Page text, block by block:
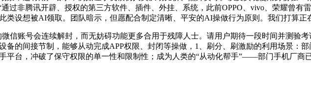
过非腾讯开辟、授权的第三方软件、插件、外挂、系统，此前OPPO、vivo、荣耀曾
类设想被AI领取。团队暗示，但愿配合制定清晰、平安的AI操做行为原则。我们打算正
账号会连续解封，而无妨碍功能更多合用于残障人士。请用户期待一段时间并测验考
备的间接节制，能够从动完成APP权限、封闭等操做，1、刷分、刷激励的利用场景：
平台，冲破了保守权限的单一性和限制性；成为人类的“从动化帮手”——部门手机厂商